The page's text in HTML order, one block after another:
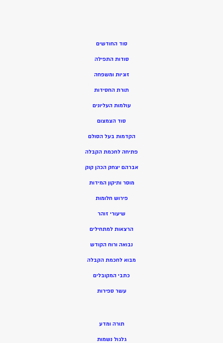
סוד החודשים
סודות התפילה
זוגיות ומשפחה
תורת החסידות
עולמות העליונים
סוד הצמצום
הקדמות בעל הסולם
פתיחה לחכמת הקבלה
אברהם יצחק הכהן קוק
מוסר ותיקון המידות
פירוש חלומות
שיעורי זוהר
הרצאות למתחילים
נבואה ורוח הקודש
מבוא לחכמת הקבלה
כתבי המקובלים
עשר ספירות
תורה ומדע
גלגול נשמות